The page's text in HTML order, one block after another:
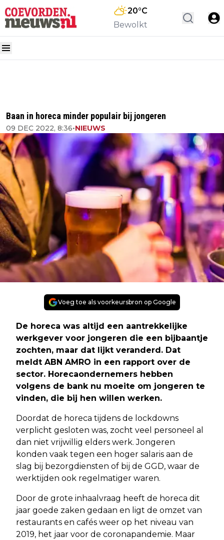
20°C
Bewolkt
Baan in horeca minder populair bij jongeren
09 DEC 2022, 8:36•NIEUWS
Voeg toe als voorkeursbron op Google
De horeca was altijd een aantrekkelijke
werkgever voor jongeren die een bijbaantje
zochten, maar dat lijkt veranderd. Dat
meldt ABN AMRO in een rapport over de
sector. Horecaondernemers hebben
volgens de bank nu moeite om jongeren te
vinden, die bij hen willen werken.
Doordat de horeca tijdens de lockdowns
verplicht gesloten was, zocht veel personeel al
dan niet vrijwillig elders werk. Jongeren
konden vaak tegen een hoger salaris aan de
slag bij bezorgdiensten of bij de GGD, waar de
werktijden ook regelmatiger waren.
Door de grote inhaalvraag heeft de horeca dit
jaar goede zaken gedaan en ligt de omzet van
restaurants en cafés weer op het niveau van
2019, het jaar voor de coronapandemie. Maar